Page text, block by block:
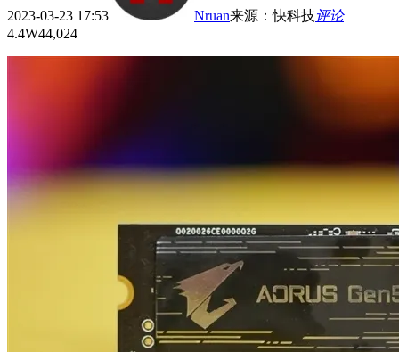
2023-03-23 17:53 Nruan来源 ：快科技评论
4.4W44,024